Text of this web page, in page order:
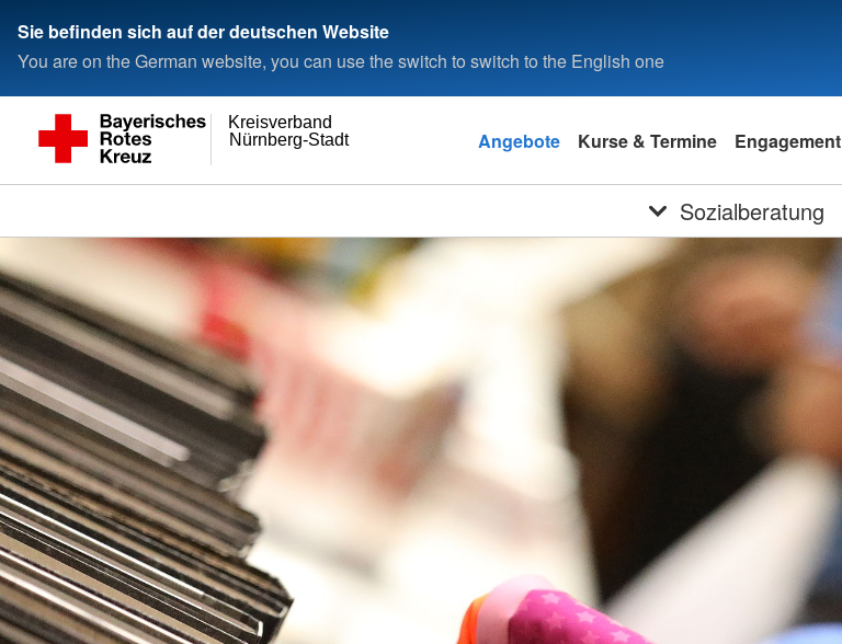
Sie befinden sich auf der deutschen Website
You are on the German website, you can use the switch to switch to the English one
Nürnberg-Stadt
Kreisverband
Angebote Kurse & Termine Engagement
Sozialberatung